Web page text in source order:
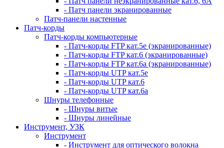
- Патч панели экранированные
Патч-панели настенные
Патч-корды
Патч-корды компьютерные
- Патч-корды FTP кат.5е (экранированные)
- Патч-корды FTP кат.6 (экранированные)
- Патч-корды FTP кат.6а (экранированные)
- Патч-корды UTP кат.5е
- Патч-корды UTP кат.6
- Патч-корды UTP кат.6а
Шнуры телефонные
- Шнуры витые
- Шнуры линейные
Инструмент, УЗК
Инструмент
- Инструмент для оптического волокна